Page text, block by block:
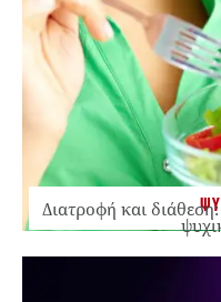
Διατροφή και